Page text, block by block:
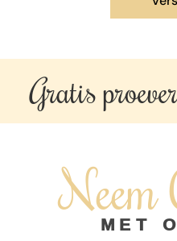
Gratis
Neem
MET